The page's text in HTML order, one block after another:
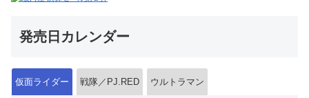
発売日カレンダー
仮面ライダー 戦隊／PJ.RED ウルトラマン